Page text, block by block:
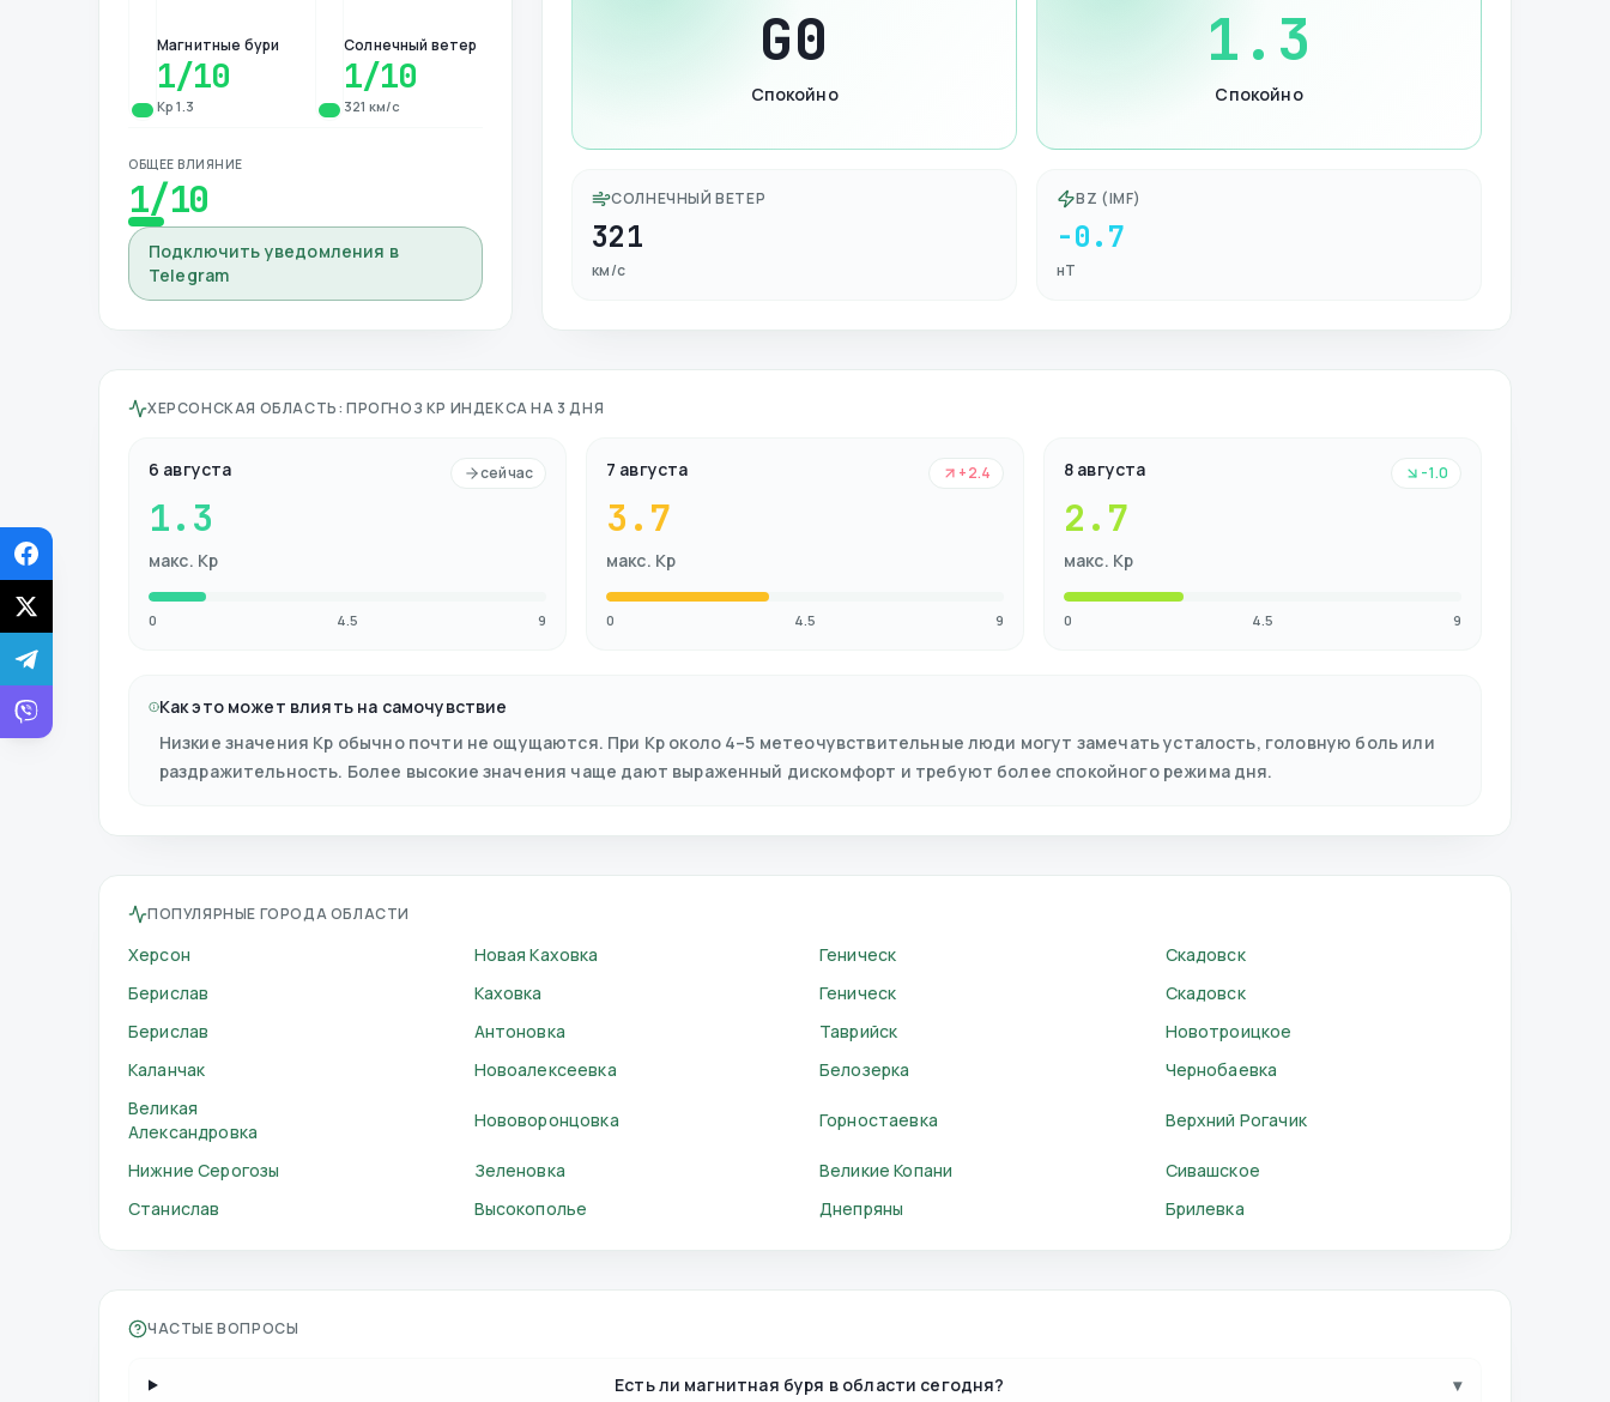
Магнитные бури
1/10
Kp 1.3
Солнечный ветер
1/10
321 км/с
ОБЩЕЕ ВЛИЯНИЕ
1/10
Подключить уведомления в
Telegram
G0
Спокойно
1.3
Спокойно
СОЛНЕЧНЫЙ ВЕТЕР
321
км/с
BZ (IMF)
-0.7
нТ
ХЕРСОНСКАЯ ОБЛАСТЬ:ПРОГНОЗ KP ИНДЕКСА НА 3 ДНЯ
6 августа
1.3
макс. Kp
сейчас
0 4.5 9
7 августа
3.7
макс. Kp
+2.4
0 4.5 9
8 августа
2.7
макс. Kp
-1.0
0 4.5 9
Как это может влиять на самочувствие
Низкие значения Kp обычно почти не ощущаются. При Kp около 4–5 метеочувствительные люди могут замечать усталость, головную боль или
раздражительность. Более высокие значения чаще дают выраженный дискомфорт и требуют более спокойного режима дня.
ПОПУЛЯРНЫЕ ГОРОДА ОБЛАСТИ
Херсон Новая Каховка Геническ
Скадовск
Берислав
Каховка Геническ
Скадовск
Берислав
Антоновка Таврийск
Новотроицкое
Каланчак
Новоалексеевка Белозерка
Чернобаевка
Великая
Александровка
Нововоронцовка Горностаевка Верхний Рогачик
Нижние Серогозы Зеленовка Великие Копани
Сивашское
Станислав
Высокополье Днепряны Брилевка
ЧАСТЫЕ ВОПРОСЫ
Есть ли магнитная буря в области сегодня? ▾